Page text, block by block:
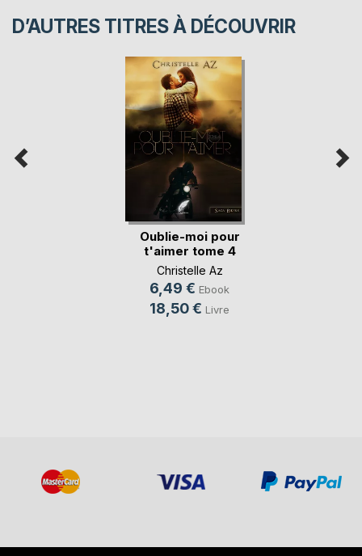
D’AUTRES TITRES À DÉCOUVRIR
Oublie-moi pour
t'aimer tome 4
Christelle Az
6,49 € Ebook
18,50 € Livre